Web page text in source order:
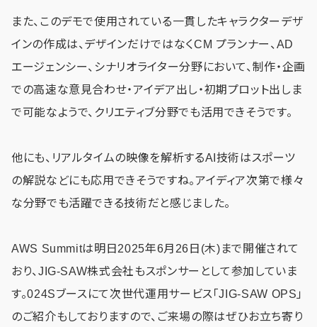
また、このデモで使用されている一貫したキャラクターデザ
インの作成は、デザインだけではなくCM プランナー、AD
エージェンシー、シナリオライター分野において、制作・企画
での高速な意見合わせ・アイデア出し・初期プロット出しま
で可能なようで、クリエティブ分野でも活用できそうです。
他にも、リアルタイムの映像を解析するAI技術はスポーツ
の解説などにも応用できそうですね。アイディア次第で様々
な分野でも活躍できる技術だと感じました。
AWS Summitは明日2025年6月26日(木)まで開催されて
おり、JIG-SAW株式会社もスポンサーとして参加していま
す。024Sブースにて次世代運用サービス「JIG-SAW OPS」
のご紹介もしておりますので、ご来場の際はぜひお立ち寄り